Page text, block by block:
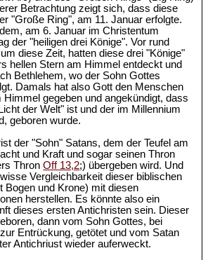
Betrachtung zeigt sich, dass diese
"Große Ring", am 11. Januar erfolgte.
am 6. Januar im Christentum
der "heiligen drei Könige". Vor rund
diese Zeit, hatten diese drei "Könige"
hellen Stern am Himmel entdeckt und
Bethlehem, wo der Sohn Gottes
Damals hat also Gott den Menschen
Himmel gegeben und angekündigt, dass
der Welt" ist und der im Millennium
geboren wurde.
der "Sohn" Satans, dem der Teufel am
und Kraft und sogar seinen Thron
ThronOff 13,2;) übergeben wird. Und
Vergleichbarkeit dieser biblischen
Bogen und Krone) mit diesen
herstellen. Es könnte also ein
dieses ersten Antichristen sein. Dieser
dann vom Sohn Gottes, bei
Entrückung, getötet und vom Satan
Antichriust wieder auferweckt.